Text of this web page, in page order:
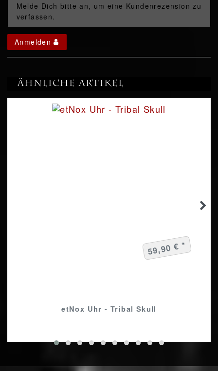
Melde Dich bitte an, um eine Kundenrezension zu
verfassen.
Anmelden
Ähnliche Artikel
etNox Uhr - Tribal Skull
59,90 € *